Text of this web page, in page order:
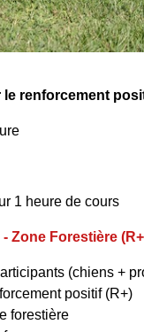
le renforcement
1 heure de cours
Zone Forestière
(chiens +
positif (R+)
forestière